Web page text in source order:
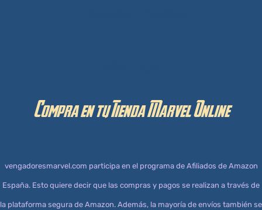
Compra en tu Tienda Marvel Online
vengadoresmarvel.com participa en el programa de Afiliados de Amazon
España. Esto quiere decir que las compras y pagos se realizan a través de
la plataforma segura de Amazon. Además, la mayoría de envíos también se